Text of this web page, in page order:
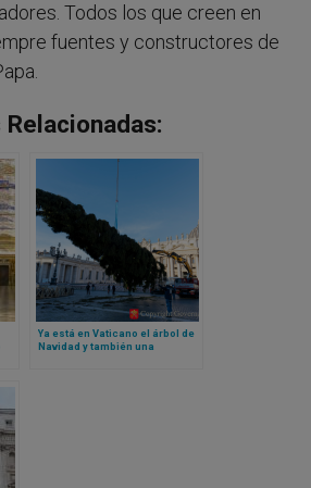
Todos los que creen en
fuentes y constructores de
Ya está en Vaticano el árbol de
Navidad y también una